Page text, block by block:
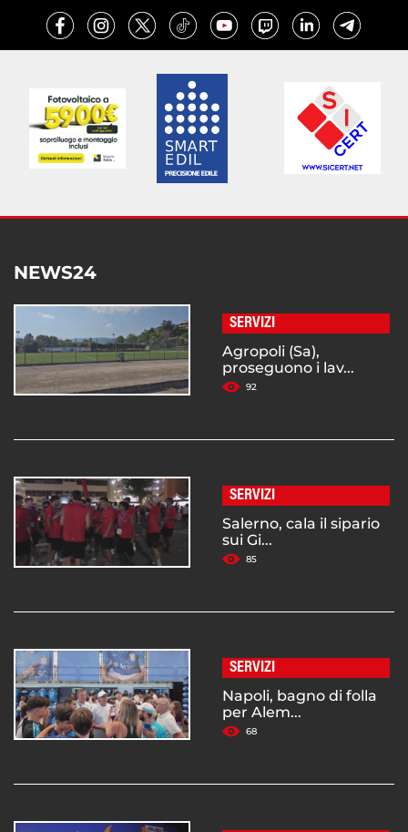
NEWS24
SERVIZI
Agropoli (Sa),
proseguono i lav...
92
SERVIZI
Salerno, cala il sipario
sui Gi...
85
SERVIZI
Napoli, bagno di folla
per Alem...
68